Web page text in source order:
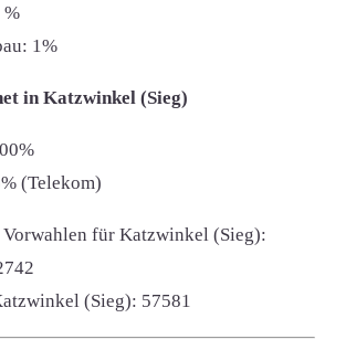
%
1%
in Katzwinkel (Sieg)
(Telekom)
für Katzwinkel (Sieg):
(Sieg): 57581